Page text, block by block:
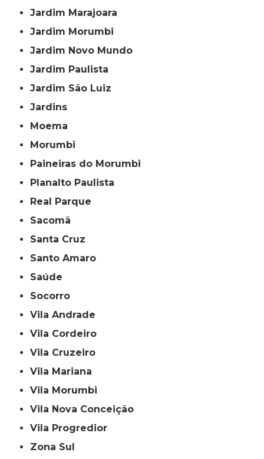
Jardim Marajoara
Jardim Morumbi
Jardim Novo Mundo
Jardim Paulista
Jardim São Luiz
Jardins
Moema
Morumbi
Paineiras do Morumbi
Planalto Paulista
Real Parque
Sacomã
Santa Cruz
Santo Amaro
Saúde
Socorro
Vila Andrade
Vila Cordeiro
Vila Cruzeiro
Vila Mariana
Vila Morumbi
Vila Nova Conceição
Vila Progredior
Zona Sul